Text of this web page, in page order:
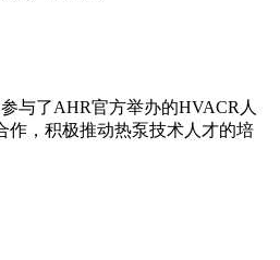
与了AHR官方举办的HVACR人
作，积极推动热泵技术人才的培